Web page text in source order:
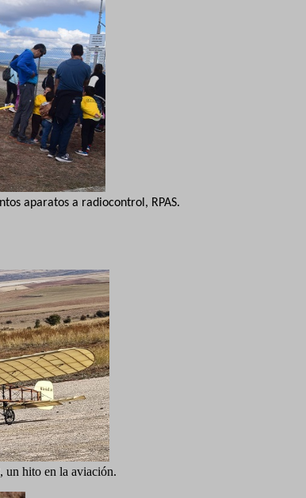
aparatos a radiocontrol, RPAS.
un hito en la aviación.